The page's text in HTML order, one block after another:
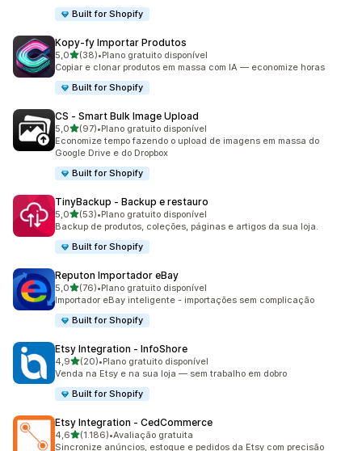
Built for Shopify
Kopy‑fy Importar Produtos
5,0de 5 estrelas
(38)
38 avaliações ao todo
•Plano gratuito disponível
Copiar e clonar produtos em massa com IA — economize horas
Built for Shopify
CS ‑ Smart Bulk Image Upload
5,0de 5 estrelas
(97)
97 avaliações ao todo
•Plano gratuito disponível
Economize tempo fazendo o upload de imagens em massa do
Google Drive e do Dropbox
Built for Shopify
TinyBackup ‑ Backup e restauro
5,0de 5 estrelas
(53)
53 avaliações ao todo
•Plano gratuito disponível
Backup de produtos, coleções, páginas e artigos da sua loja.
Built for Shopify
Reputon Importador eBay
5,0de 5 estrelas
(76)
76 avaliações ao todo
•Plano gratuito disponível
Importador eBay inteligente - importações sem complicação
Built for Shopify
Etsy Integration ‑ InfoShore
4,9de 5 estrelas
(20)
20 avaliações ao todo
•Plano gratuito disponível
Venda na Etsy e na sua loja — sem trabalho em dobro
Built for Shopify
Etsy Integration ‑ CedCommerce
4,6de 5 estrelas
(1.186)
1186 avaliações ao todo
•Avaliação gratuita
Sincronize anúncios, estoque e pedidos da Etsy com precisão